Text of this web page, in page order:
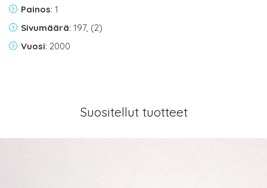
Painos: 1
Sivumäärä: 197, (2)
Vuosi: 2000
Suositellut tuotteet